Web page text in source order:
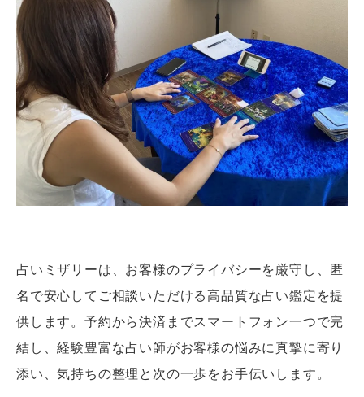
占いミザリーは、お客様のプライバシーを厳守し、匿
名で安心してご相談いただける高品質な占い鑑定を提
供します。予約から決済までスマートフォン一つで完
結し、経験豊富な占い師がお客様の悩みに真摯に寄り
添い、気持ちの整理と次の一歩をお手伝いします。